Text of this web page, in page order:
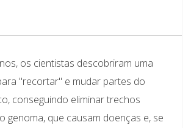
os cientistas descobriram uma
"recortar" e mudar partes do
conseguindo eliminar trechos
genoma, que causam doenças e, se